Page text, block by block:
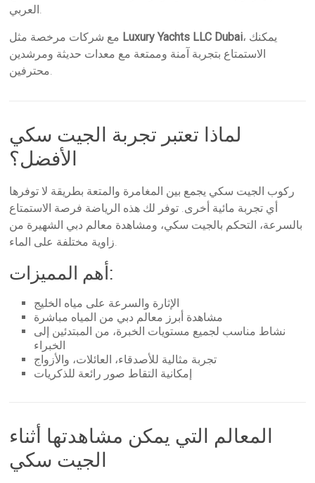
العربي.
Luxury Yachts LLC Dubai، يمكنك
الاستمتاع بتجربة آمنة وممتعة مع معدات حديثة ومرشدين
محترفين.
لماذا تعتبر تجربة الجيت سكي
الأفضل؟
ركوب الجيت سكي يجمع بين المغامرة والمتعة بطريقة لا توفرها
أي تجربة مائية أخرى. توفر لك هذه الرياضة فرصة الاستمتاع
بالسرعة، التحكم بالجيت سكي، ومشاهدة معالم دبي الشهيرة من
زاوية مختلفة على الماء.
أهم المميزات:
الإثارة والسرعة على مياه الخليج
مشاهدة أبرز معالم دبي من المياه مباشرة
نشاط مناسب لجميع مستويات الخبرة، من المبتدئين إلى
الخبراء
تجربة مثالية للأصدقاء، العائلات، والأزواج
إمكانية التقاط صور رائعة للذكريات
المعالم التي يمكن مشاهدتها أثناء
الجيت سكي